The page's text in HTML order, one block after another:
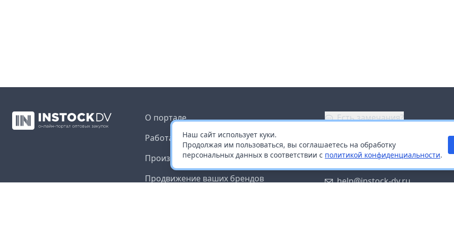
Наш сайт использует куки.
Продолжая им пользоваться, вы соглашаетесь на обработку
персональных данных в соответствии с политикой конфиденциальности.
О портале
Работа с платформой
Производителям и дистрибьюторам
Продвижение ваших брендов
Есть замечания?
Заказать звонок
help@instock-dv.ru